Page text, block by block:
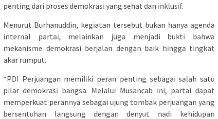
penting dari proses demokrasi yang sehat dan inklusif.
Menurut Burhanuddin, kegiatan tersebut bukan hanya agenda
internal partai, melainkan juga menjadi bukti bahwa
mekanisme demokrasi berjalan dengan baik hingga tingkat
akar rumput.
“PDI Perjuangan memiliki peran penting sebagai salah satu
pilar demokrasi bangsa. Melalui Musancab ini, partai dapat
memperkuat perannya sebagai ujung tombak perjuangan yang
bersentuhan langsung dengan denyut nadi kehidupan